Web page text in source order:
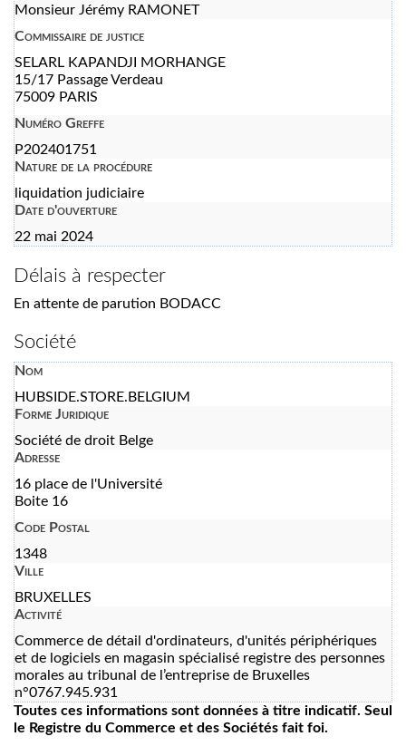
Monsieur Jérémy RAMONET
Commissaire de justice
SELARL KAPANDJI MORHANGE
15/17 Passage Verdeau
75009 PARIS
Numéro Greffe
P202401751
Nature de la procédure
liquidation judiciaire
Date d'ouverture
22 mai 2024
Délais à respecter
En attente de parution BODACC
Société
Nom
HUBSIDE.STORE.BELGIUM
Forme Juridique
Société de droit Belge
Adresse
16 place de l'Université
Boite 16
Code Postal
1348
Ville
BRUXELLES
Activité
Commerce de détail d'ordinateurs, d'unités périphériques
et de logiciels en magasin spécialisé registre des personnes
morales au tribunal de l’entreprise de Bruxelles
n°0767.945.931
Toutes ces informations sont données à titre indicatif. Seul
le Registre du Commerce et des Sociétés fait foi.